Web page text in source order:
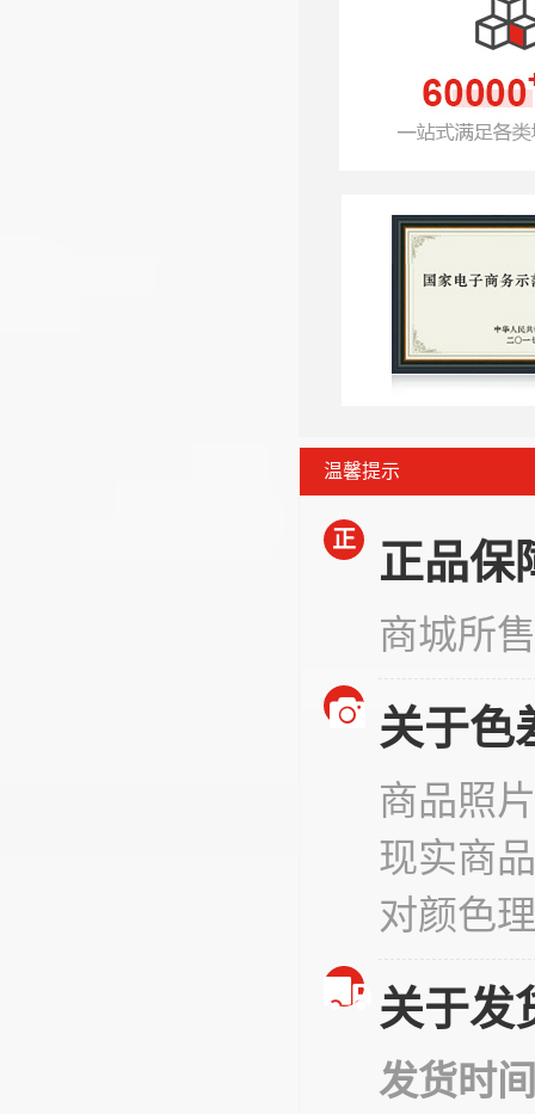
温馨提示
正 正品保
商城所
关于色
商品照
现实商
对颜色
关于发
发货时间